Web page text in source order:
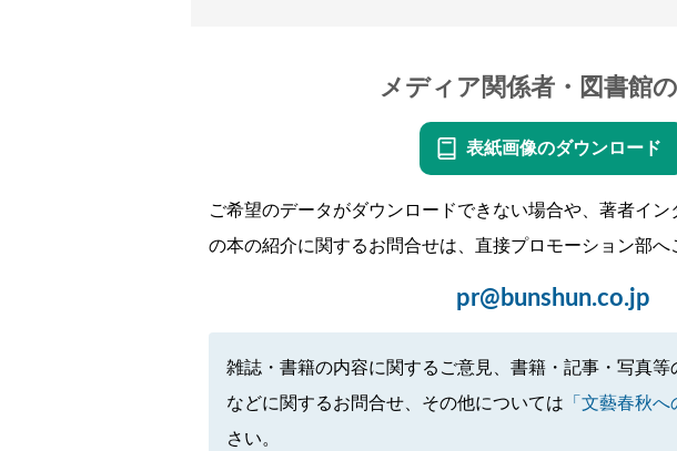
メディア関係者・図書館
表紙画像のダウンロード
ご希望のデータがダウンロードできない場合や、著者イ
の本の紹介に関するお問合せは、直接プロモーション部へ
pr@bunshun.co.jp
雑誌・書籍の内容に関するご意見、書籍・記事・写真等
などに関するお問合せ、その他については 「文藝春秋へ
さい。